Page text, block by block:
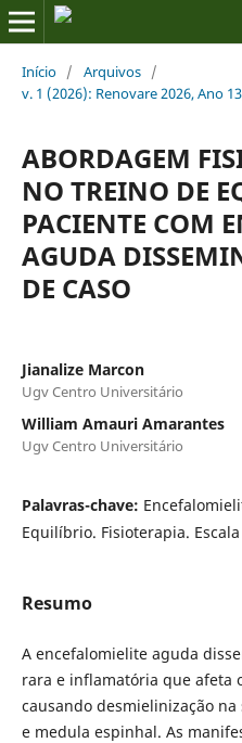
Início / Arquivos /
v. 1 (2026): Renovare 2026, Ano
ABORDAGEM
NO TREINO DE
PACIENTE COM
AGUDA
DE CASO
Jianalize Marcon
Ugv Centro Universitário
William Amauri Amarantes
Ugv Centro Universitário
Palavras-chave:
Equilíbrio. Fisioterapia.
Resumo
A encefalomielite aguda
rara e inflamatória que afeta
causando desmielinização
e medula espinhal. As